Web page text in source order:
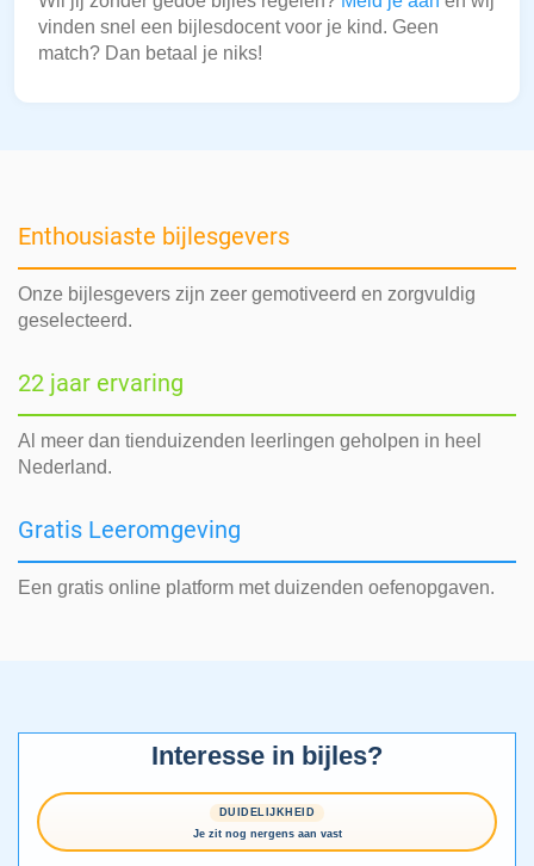
vinden snel een bijlesdocent voor je kind. Geen
match? Dan betaal je niks!
Enthousiaste bijlesgevers
Onze bijlesgevers zijn zeer gemotiveerd en zorgvuldig
geselecteerd.
22 jaar ervaring
Al meer dan tienduizenden leerlingen geholpen in heel
Nederland.
Gratis Leeromgeving
Een gratis online platform met duizenden oefenopgaven.
Interesse in bijles?
DUIDELIJKHEID
Je zit nog nergens aan vast